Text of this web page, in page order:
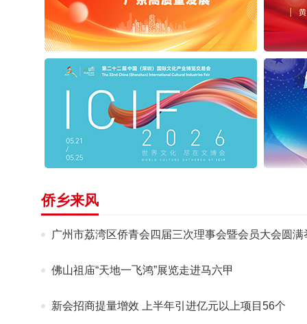
侨乡来风
广州市荔湾区侨青会四届三次理事会暨会员大会圆满
佛山祖庙“天地一飞鸿”展览走进马六甲
新会招商提量增效 上半年引进亿元以上项目56个